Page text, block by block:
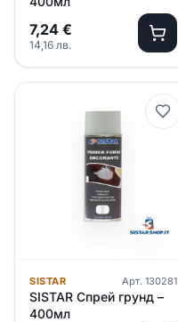
7,24 €
14,16 лв.
SISTAR Арт. 130281
SISTAR Спрей грунд –
400мл